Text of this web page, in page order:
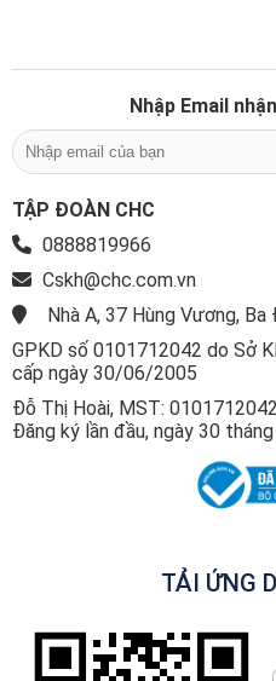
Nhập Email
TẬP ĐOÀN CHC
0888819966
Cskh@chc.com.vn
Nhà A, 37 Hùng Vương, Ba
GPKD số 0101712042 do Sở
cấp ngày 30/06/2005
Đỗ Thị Hoài, MST: 0101712042
Đăng ký lần đầu, ngày 30
TẢI ỨNG